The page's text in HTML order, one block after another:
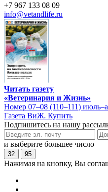
+7 967 133 08 09
info@vetandlife.ru
Читать газету
«Ветеринария и Жизнь»
Номер 07–08 (110–111)
Газета ВиЖ. Купить
Подпишитесь на нашу
и выберите большее число
32 95
Нажимая на кнопку, Вы